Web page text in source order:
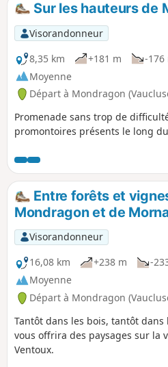
Sur les hauteurs de
Visorandonneur
8,35 km
+181 m -176
Moyenne
Départ à Mondragon
Promenade sans trop de
promontoires présents le long
Entre forêts et
Mondragon et de
Visorandonneur
16,08 km
+238 m -
Moyenne
Départ à Mondragon
Tantôt dans les bois, tantôt
vous offrira des paysages sur la
Ventoux.